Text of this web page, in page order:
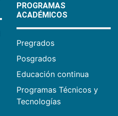
PROGRAMAS
ACADÉMICOS
Pregrados
Posgrados
Educación continua
Programas Técnicos y
Tecnologías